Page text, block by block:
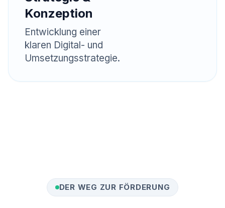
Konzeption
Entwicklung einer
klaren Digital- und
Umsetzungsstrategie.
DER WEG ZUR FÖRDERUNG